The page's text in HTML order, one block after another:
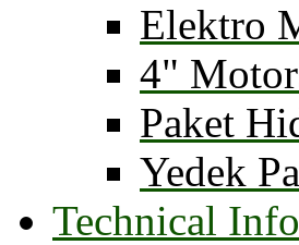
Elektro
4"
Paket
Yedek
Technical Info